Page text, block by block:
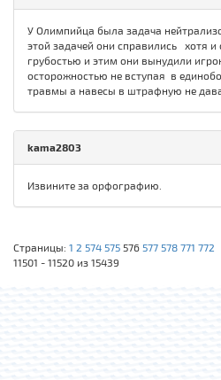
У Олимпийца была задача
этой задачей они справились хотя
грубостью и этим они вынудили
осторожностью не вступая в
травмы а навесы в штрафную не
kama2803
Извините за орфографию.
Страницы: 1 2 574 575 576 577 578 771 772
11501 - 11520 из 15439